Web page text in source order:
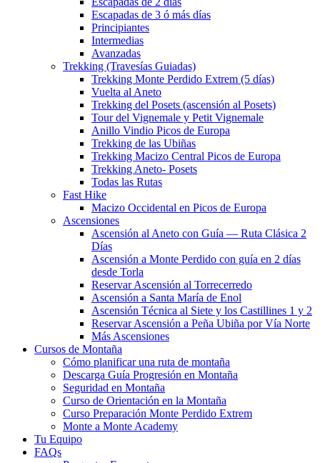
Escapadas de 3 ó más días
Principiantes
Intermedias
Avanzadas
Trekking (Travesías Guiadas)
Trekking Monte Perdido Extrem (5 días)
Vuelta al Aneto
Trekking del Posets (ascensión al Posets)
Tour del Vignemale y Petit Vignemale
Anillo Vindio Picos de Europa
Trekking de las Ubiñas
Trekking Macizo Central Picos de Europa
Trekking Aneto- Posets
Todas las Rutas
Fast Hike
Macizo Occidental en Picos de Europa
Ascensiones
Ascensión al Aneto con Guía — Ruta Clásica 2
Días
Ascensión a Monte Perdido con guía en 2 días
desde Torla
Reservar Ascensión al Torrecerredo
Ascensión a Santa María de Enol
Ascensión Técnica al Siete y los Castillines 1 y 2
Reservar Ascensión a Peña Ubiña por Vía Norte
Más Ascensiones
Cursos de Montaña
Cómo planificar una ruta de montaña
Descarga Guía Progresión en Montaña
Seguridad en Montaña
Curso de Orientación en la Montaña
Curso Preparación Monte Perdido Extrem
Monte a Monte Academy
Tu Equipo
FAQs